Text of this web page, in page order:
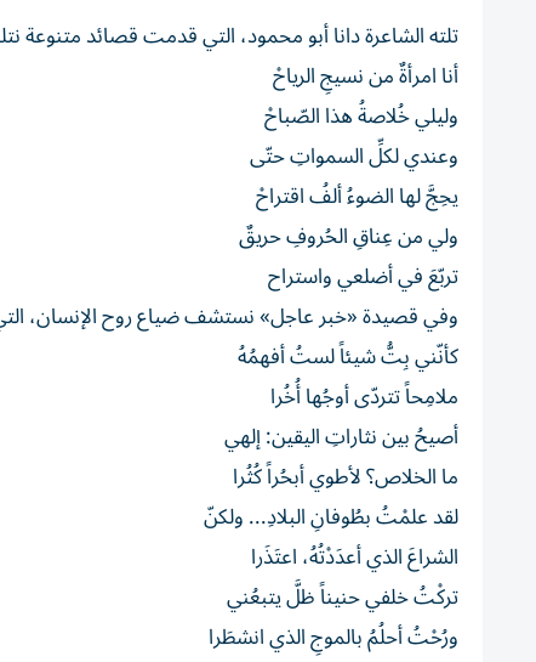
تلته الشاعرة دانا أبو محمود، التي قدمت قصائد
أنا امرأةٌ من نسيجِ الرياحْ
وليلي خُلاصةُ هذا الصّباحْ
وعندي لكلِّ السمواتِ حتّى
يحِجَّ لها الضوءُ ألفُ اقتراحْ
ولي من عِناقِ الحُروفِ حريقٌ
تربّعَ في أضلعي واستراح
وفي قصيدة «خبر عاجل» نستشف ضياع روح الإنسان،
كأنّني بِتُّ شيئاً لستُ أفهمُهُ
ملامِحاً تتردّى أوجُها أُخُرا
أصيحُ بين نثاراتِ اليقين: إلهي
ما الخلاص؟ لأطوي أبحُراً كُثُرا
لقد علمْتُ بطُوفانِ البلادِ... ولكنّ
الشراعَ الذي أعدَدْتُهُ، اعتَذَرا
تركْتُ خلفي حنيناً ظلَّ يتبعُني
ورُحْتُ أحلُمُ بالموجِ الذي انشطَرا